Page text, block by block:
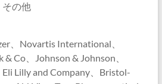
の他
、Novartis International、
Co、Johnson & Johnson、
Lilly and Company、Bristol-